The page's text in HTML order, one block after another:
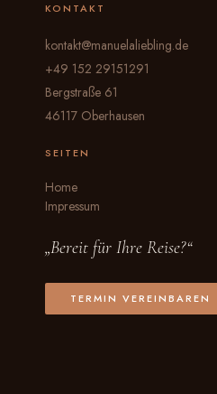
KONTAKT
kontakt@manuelaliebling.de
+49 152 29151291
Bergstraße 61
46117 Oberhausen
SEITEN
Home
Impressum
„Bereit für Ihre Reise?“
TERMIN VEREINBAREN